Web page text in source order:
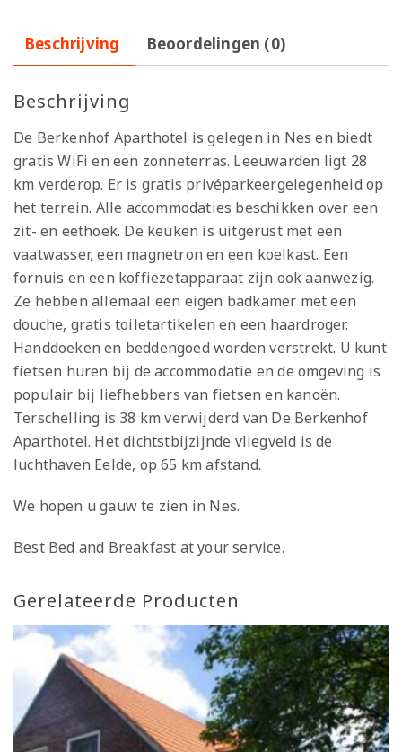
Beschrijving Beoordelingen (0)
Beschrijving
De Berkenhof Aparthotel is gelegen in Nes en biedt
gratis WiFi en een zonneterras. Leeuwarden ligt 28
km verderop. Er is gratis privéparkeergelegenheid op
het terrein. Alle accommodaties beschikken over een
zit- en eethoek. De keuken is uitgerust met een
vaatwasser, een magnetron en een koelkast. Een
fornuis en een koffiezetapparaat zijn ook aanwezig.
Ze hebben allemaal een eigen badkamer met een
douche, gratis toiletartikelen en een haardroger.
Handdoeken en beddengoed worden verstrekt. U kunt
fietsen huren bij de accommodatie en de omgeving is
populair bij liefhebbers van fietsen en kanoën.
Terschelling is 38 km verwijderd van De Berkenhof
Aparthotel. Het dichtstbijzijnde vliegveld is de
luchthaven Eelde, op 65 km afstand.
We hopen u gauw te zien in Nes.
Best Bed and Breakfast at your service.
Gerelateerde Producten